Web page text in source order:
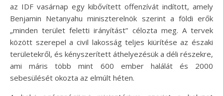
az IDF vasárnap egy kibővített offenzívát indított, amely
Benjamin Netanyahu miniszterelnök szerint a földi erők
„minden terület feletti irányítást” célozta meg. A tervek
között szerepel a civil lakosság teljes kiürítése az északi
területekről, és kényszerített áthelyezésük a déli részekre,
ami máris több mint 600 ember halálát és 2000
sebesülését okozta az elmúlt héten.